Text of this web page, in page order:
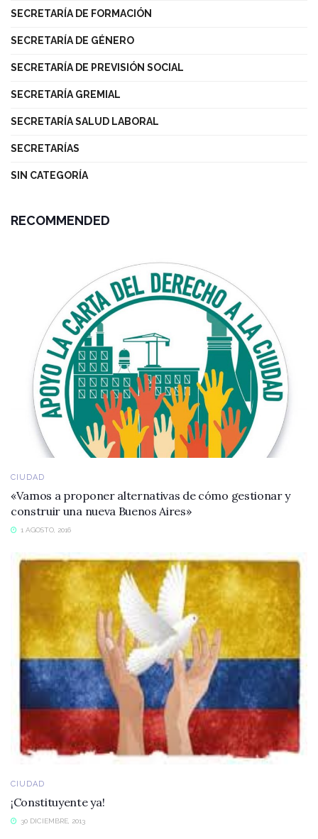
SECRETARÍA DE FORMACIÓN
SECRETARÍA DE GÉNERO
SECRETARÍA DE PREVISIÓN SOCIAL
SECRETARÍA GREMIAL
SECRETARÍA SALUD LABORAL
SECRETARÍAS
SIN CATEGORÍA
RECOMMENDED
CIUDAD
«Vamos a proponer alternativas de cómo gestionar y
construir una nueva Buenos Aires»
1 AGOSTO, 2016
CIUDAD
¡Constituyente ya!
30 DICIEMBRE, 2013